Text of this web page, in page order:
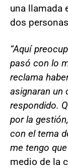
una llamada
dos
“Aquí
pasó con lo
reclama
asignaran un
respondido.
por la
con el tema
me tengo
medio de la